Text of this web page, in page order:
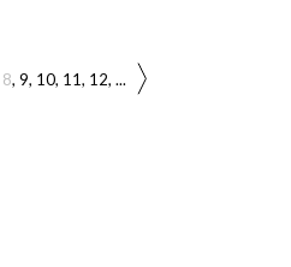
8 9 10 11 12 ...